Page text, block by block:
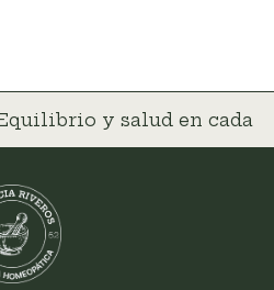
Equilibrio y salud en cada